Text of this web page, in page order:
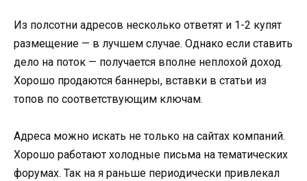
Из полсотни адресов несколько ответят и 1-2 купят
размещение — в лучшем случае. Однако если ставить
дело на поток — получается вполне неплохой доход.
Хорошо продаются баннеры, вставки в статьи из
топов по соответствующим ключам.
Адреса можно искать не только на сайтах компаний.
Хорошо работают холодные письма на тематических
форумах. Так на я раньше периодически привлекал